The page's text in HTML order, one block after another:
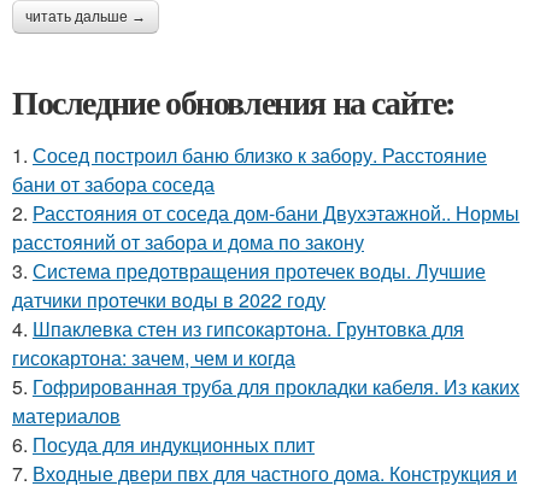
читать дальше →
Последние обновления на сайте:
1. Сосед построил баню близко к забору. Расстояние
бани от забора соседа
2. Расстояния от соседа дом-бани Двухэтажной.. Нормы
расстояний от забора и дома по закону
3. Система предотвращения протечек воды. Лучшие
датчики протечки воды в 2022 году
4. Шпаклевка стен из гипсокартона. Грунтовка для
гисокартона: зачем, чем и когда
5. Гофрированная труба для прокладки кабеля. Из каких
материалов
6. Посуда для индукционных плит
7. Входные двери пвх для частного дома. Конструкция и